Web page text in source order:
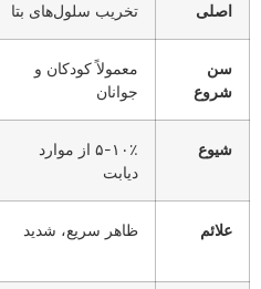
تخریب سلول‌های بتا
معمولاً کودکان و
جوانان
۵-۱۰٪ از موارد
دیابت
ظاهر سریع، شدید